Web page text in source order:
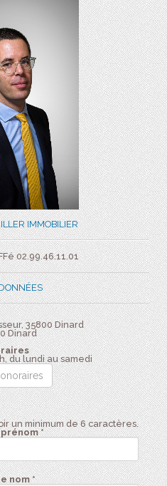
IMMOBILIER
02.99.46.11.01
35800 Dinard
Dinard
du lundi au samedi
un minimum de 6 caractères.
*
nom *